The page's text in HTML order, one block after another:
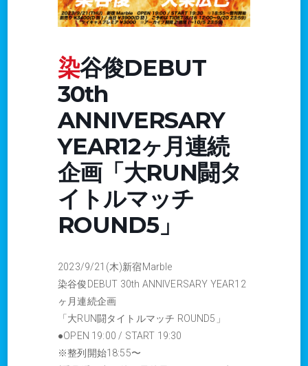
染谷俊DEBUT
30th
ANNIVERSARY
YEAR12ヶ月連続
企画「大RUN闘タ
イトルマッチ
ROUND5」
2023/9/21(木)新宿Marble
染谷俊DEBUT 30th ANNIVERSARY YEAR12
ヶ月連続企画
「大RUN闘タイトルマッチ ROUND5」
●OPEN 19:00 / START 19:30
※整列開始18:55〜